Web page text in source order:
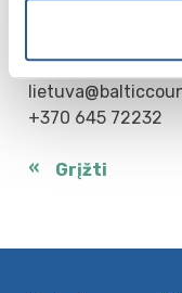
Baltic Council for
+370 645 72232
Grįžti